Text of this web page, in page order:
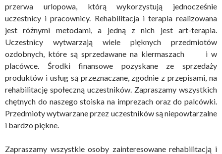
przerwa urlopowa, którą wykorzystują jednocześnie
uczestnicy i pracownicy. Rehabilitacja i terapia realizowana
jest różnymi metodami, a jedną z nich jest art-terapia.
Uczestnicy wytwarzają wiele pięknych przedmiotów
ozdobnych, które są sprzedawane na kiermaszach i w
placówce. Środki finansowe pozyskane ze sprzedaży
produktów i usług są przeznaczane, zgodnie z przepisami, na
rehabilitację społeczną uczestników. Zapraszamy wszystkich
chętnych do naszego stoiska na imprezach oraz do palcówki.
Przedmioty wytwarzane przez uczestników są niepowtarzalne
i bardzo piękne.
Zapraszamy wszystkie osoby zainteresowane rehabilitacją i